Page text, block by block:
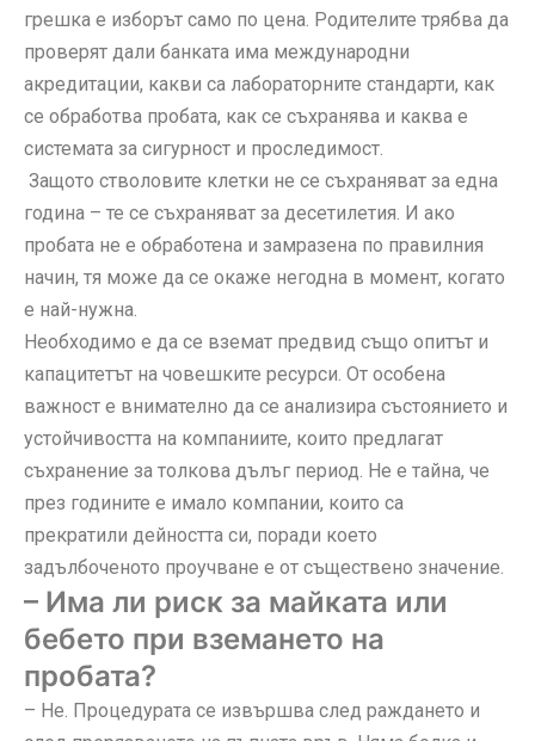
грешка е изборът само по цена. Родителите трябва да
проверят дали банката има международни
акредитации, какви са лабораторните стандарти, как
се обработва пробата, как се съхранява и каква е
системата за сигурност и проследимост.
Защото стволовите клетки не се съхраняват за една
година – те се съхраняват за десетилетия. И ако
пробата не е обработена и замразена по правилния
начин, тя може да се окаже негодна в момент, когато
е най-нужна.
Необходимо е да се вземат предвид също опитът и
капацитетът на човешките ресурси. От особена
важност е внимателно да се анализира състоянието и
устойчивостта на компаниите, които предлагат
съхранение за толкова дълъг период. Не е тайна, че
през годините е имало компании, които са
прекратили дейността си, поради което
задълбоченото проучване е от съществено значение.
– Има ли риск за майката или
бебето при вземането на
пробата?
– Не. Процедурата се извършва след раждането и